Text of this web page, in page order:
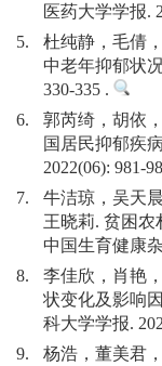
医药大学学报.
5.
杜纯静，毛倩
中老年抑郁状
330-335 .
6.
郭芮绮，胡依
国居民抑郁疾
2022(06): 981-
7.
牛洁琼，吴天
王晓莉. 贫困农
中国生育健康
8.
李佳欣，肖艳
状变化及影响
科大学学报.
9.
杨浩，董美君